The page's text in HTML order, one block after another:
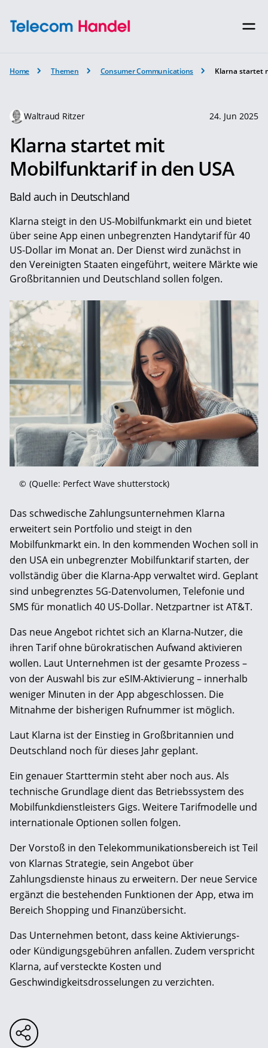
Home Themen Consumer Communications Klarna startet
Waltraud Ritzer 24. Jun 2025
Klarna startet mit
Mobilfunktarif in den USA
Bald auch in Deutschland
Klarna steigt in den US-Mobilfunkmarkt ein und bietet
über seine App einen unbegrenzten Handytarif für 40
US-Dollar im Monat an. Der Dienst wird zunächst in
den Vereinigten Staaten eingeführt, weitere Märkte wie
Großbritannien und Deutschland sollen folgen.
© (Quelle: Perfect Wave shutterstock)
Das schwedische Zahlungsunternehmen Klarna
erweitert sein Portfolio und steigt in den
Mobilfunkmarkt ein. In den kommenden Wochen soll in
den USA ein unbegrenzter Mobilfunktarif starten, der
vollständig über die Klarna-App verwaltet wird. Geplant
sind unbegrenztes 5G-Datenvolumen, Telefonie und
SMS für monatlich 40 US-Dollar. Netzpartner ist AT&T.
Das neue Angebot richtet sich an Klarna-Nutzer, die
ihren Tarif ohne bürokratischen Aufwand aktivieren
wollen. Laut Unternehmen ist der gesamte Prozess –
von der Auswahl bis zur eSIM-Aktivierung – innerhalb
weniger Minuten in der App abgeschlossen. Die
Mitnahme der bisherigen Rufnummer ist möglich.
Laut Klarna ist der Einstieg in Großbritannien und
Deutschland noch für dieses Jahr geplant.
Ein genauer Starttermin steht aber noch aus. Als
technische Grundlage dient das Betriebssystem des
Mobilfunkdienstleisters Gigs. Weitere Tarifmodelle und
internationale Optionen sollen folgen.
Der Vorstoß in den Telekommunikationsbereich ist Teil
von Klarnas Strategie, sein Angebot über
Zahlungsdienste hinaus zu erweitern. Der neue Service
ergänzt die bestehenden Funktionen der App, etwa im
Bereich Shopping und Finanzübersicht.
Das Unternehmen betont, dass keine Aktivierungs-
oder Kündigungsgebühren anfallen. Zudem verspricht
Klarna, auf versteckte Kosten und
Geschwindigkeitsdrosselungen zu verzichten.